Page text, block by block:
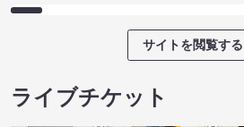
サイトを閲覧する
ライブチケット